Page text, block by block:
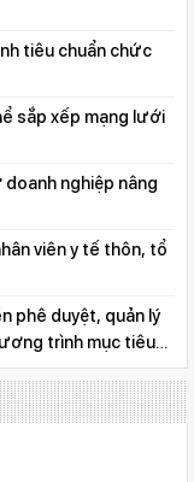
tiêu chuẩn chức
sắp xếp mạng lưới
nghiệp nâng
viên y tế thôn, tổ
phê duyệt, quản lý
trình mục tiêu